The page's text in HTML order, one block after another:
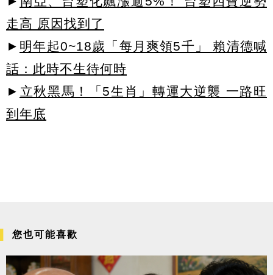
走高 原因找到了
► 明年起0~18歲「每月爽領5千」 賴清德喊
話：此時不生待何時
► 立秋黑馬！「5生肖」轉運大逆襲 一路旺
到年底
您也可能喜歡